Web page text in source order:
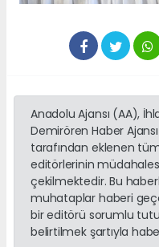
Anadolu Ajansı (AA),
Demirören Haber
tarafından eklenen
editörlerinin
çekilmektedir. Bu
muhataplar haberi
bir editörü sorumlu
belirtilmek şartıyla